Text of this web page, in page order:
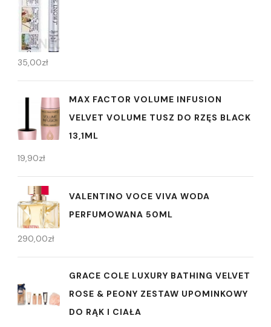
35,00zł
MAX FACTOR VOLUME INFUSION
VELVET VOLUME TUSZ DO RZĘS BLACK
13,1ML
19,90zł
VALENTINO VOCE VIVA WODA
PERFUMOWANA 50ML
290,00zł
GRACE COLE LUXURY BATHING VELVET
ROSE & PEONY ZESTAW UPOMINKOWY
DO RĄK I CIAŁA